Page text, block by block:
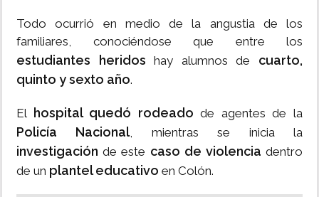
Todo ocurrió en medio de la angustia de los
familiares, conociéndose que entre los
estudiantes heridos hay alumnos de cuarto,
quinto y sexto año.
El hospital quedó rodeado de agentes de la
Policía Nacional, mientras se inicia la
investigación de este caso de violencia dentro
de un plantel educativo en Colón.